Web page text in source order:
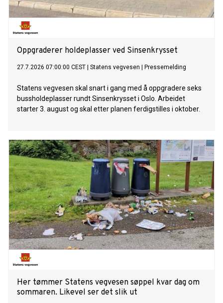
Oppgraderer holdeplasser ved Sinsenkrysset
27.7.2026 07:00:00 CEST Statens vegvesen Pressemelding
Statens vegvesen skal snart i gang med å oppgradere seks
bussholdeplasser rundt Sinsenkrysset i Oslo. Arbeidet
starter 3. august og skal etter planen ferdigstilles i oktober.
Her tømmer Statens vegvesen søppel kvar dag om
sommaren. Likevel ser det slik ut